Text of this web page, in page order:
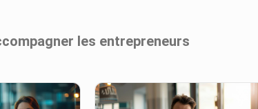
les entrepreneurs